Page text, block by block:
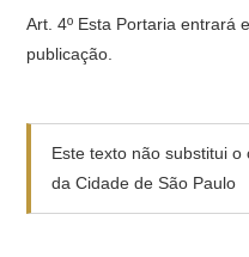
Art. 4º Esta Portaria entrará
publicação.
Este texto não substitui
da Cidade de São Paulo